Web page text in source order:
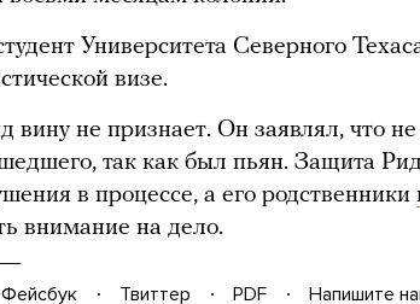
Университета Северного
визе.
вину не признает. Он заявлял, что
так как был пьян. Защита
в процессе, а его родственники
внимание на дело.
Фейсбук Твиттер PDF
Напишите